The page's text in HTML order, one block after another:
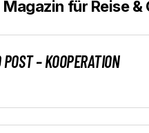
– KOOPERATION